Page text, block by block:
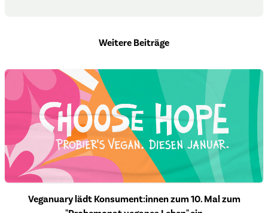
Weitere Beiträge
Veganuary lädt Konsument:innen zum 10. Mal zum